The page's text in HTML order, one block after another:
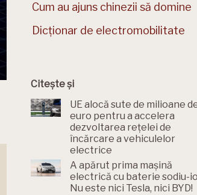
Cum au ajuns chinezii să domine
Dicționar de electromobilitate
Citește și
UE alocă sute de milioane
euro pentru a accelera
dezvoltarea rețelei de
încărcare a vehiculelor
electrice
A apărut prima mașină
electrică cu baterie sodiu-
Nu este nici Tesla, nici BYD!